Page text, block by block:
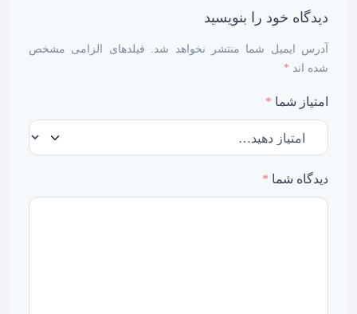
دیدگاه خود را بنویسید
آدرس ایمیل شما منتشر نخواهد شد. فیلدهای الزامی مشخص
شده اند *
امتیاز شما *
دیدگاه شما *